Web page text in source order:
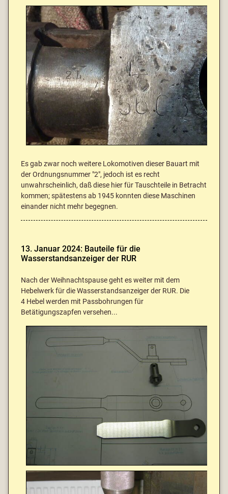
Es gab zwar noch weitere Lokomotiven dieser Bauart mit
der Ordnungsnummer "2", jedoch ist es recht
unwahrscheinlich, daß diese hier für Tauschteile in Betracht
kommen; spätestens ab 1945 konnten diese Maschinen
einander nicht mehr begegnen.
13. Januar 2024: Bauteile für die
Wasserstandsanzeiger der RUR
Nach der Weihnachtspause geht es weiter mit dem
Hebelwerk für die Wasserstandsanzeiger der RUR. Die
4 Hebel werden mit Passbohrungen für
Betätigungszapfen versehen...